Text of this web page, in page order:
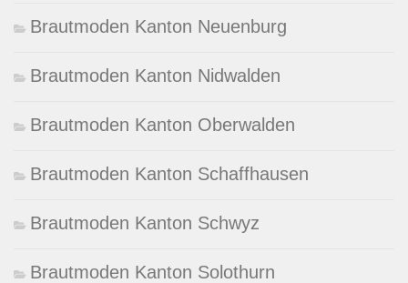
Brautmoden Kanton Neuenburg
Brautmoden Kanton Nidwalden
Brautmoden Kanton Oberwalden
Brautmoden Kanton Schaffhausen
Brautmoden Kanton Schwyz
Brautmoden Kanton Solothurn